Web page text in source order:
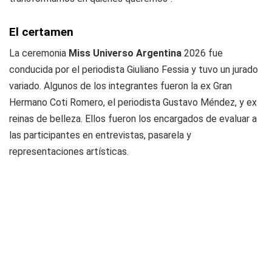
El certamen
La ceremonia Miss Universo Argentina 2026 fue
conducida por el periodista Giuliano Fessia y tuvo un jurado
variado. Algunos de los integrantes fueron la ex Gran
Hermano Coti Romero, el periodista Gustavo Méndez, y ex
reinas de belleza. Ellos fueron los encargados de evaluar a
las participantes en entrevistas, pasarela y
representaciones artísticas.